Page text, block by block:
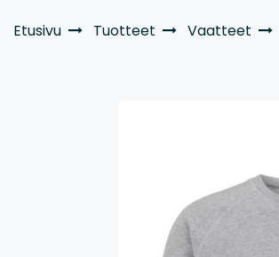
Etusivu Tuotteet Vaatteet